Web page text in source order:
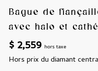
Bague de
avec halo et
$2,559 hors taxe
Hors prix du diamant